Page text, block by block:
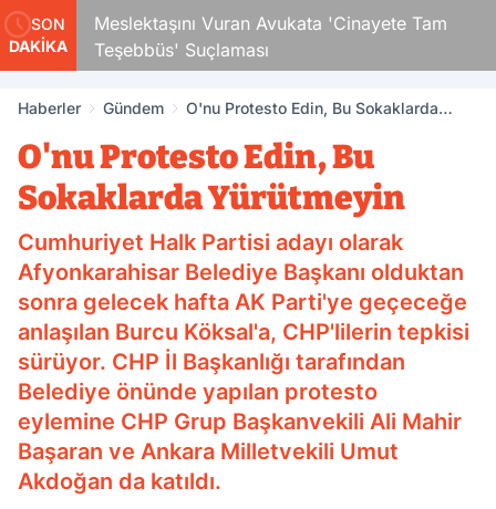
SON
DAKİKA
Meslektaşını Vuran Avukata 'Cinayete Tam
Teşebbüs' Suçlaması
Haberler Gündem
O'nu Protesto Edin, Bu Sokaklarda
O'nu Protesto Edin, Bu
Sokaklarda Yürütmeyin
Cumhuriyet Halk Partisi adayı olarak
Afyonkarahisar Belediye Başkanı olduktan
sonra gelecek hafta AK Parti'ye geçeceğe
anlaşılan Burcu Köksal'a, CHP'lilerin tepkisi
sürüyor. CHP İl Başkanlığı tarafından
Belediye önünde yapılan protesto
eylemine CHP Grup Başkanvekili Ali Mahir
Başaran ve Ankara Milletvekili Umut
Akdoğan da katıldı.